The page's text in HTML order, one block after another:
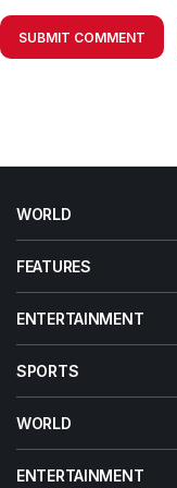
SUBMIT COMMENT
WORLD
FEATURES
ENTERTAINMENT
SPORTS
WORLD
ENTERTAINMENT